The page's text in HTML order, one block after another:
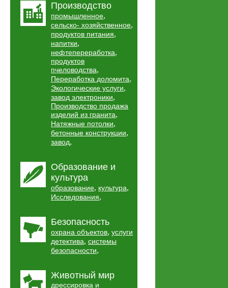
Производство
промышленное,
сельско- хозяйственное,
продуктов питания,
напитки,
нефтепереработка,
продуктов
пчеловодства,
Переработка доломита,
Экологические услуги,
завод электроники,
Производство продажа
изделий из гранита,
Натяжные потолки,
бетонные конструкции,
завод,
Образование и
культура
образование, культура,
Исследования,
Безопасность
охрана объектов, услуги
детектива, системы
безопасности,
Животный мир
дрессировка и